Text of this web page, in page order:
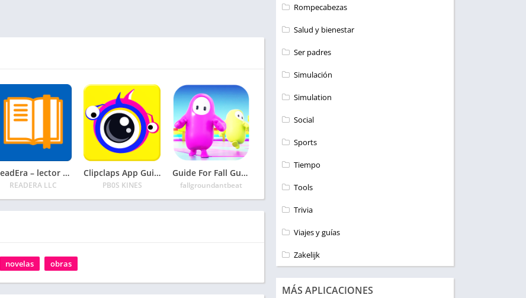
ReadEra – lector de libros pdf, epub, word
READERA LLC
Clipclaps App Guide
PB0S KINES
Guide For Fall Guys Game
fallgroundantbeat
novelas obras
Rompecabezas
Salud y bienestar
Ser padres
Simulación
Simulation
Social
Sports
Tiempo
Tools
Trivia
Viajes y guías
Zakelijk
MÁS APLICACIONES